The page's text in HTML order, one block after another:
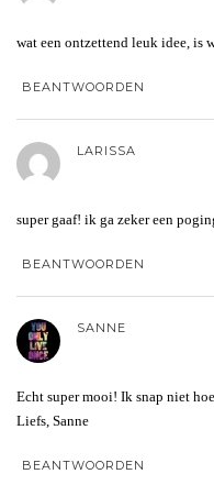
wat een ontzettend leuk idee, is
BEANTWOORDEN
LARISSA
super gaaf! ik ga zeker een
BEANTWOORDEN
SANNE
Echt super mooi! Ik snap niet
Liefs, Sanne
BEANTWOORDEN